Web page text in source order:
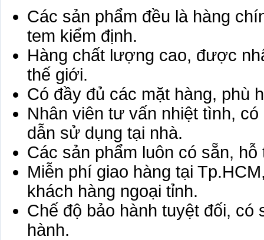
Các sản phẩm đều là hàng
tem kiểm định.
Hàng chất lượng cao, được
thế giới.
Có đầy đủ các mặt hàng, phù
Nhân viên tư vấn nhiệt tình,
dẫn sử dụng tại nhà.
Các sản phẩm luôn có sẵn,
Miễn phí giao hàng tại
khách hàng ngoại tỉnh.
Chế độ bảo hành tuyệt đối,
hành.